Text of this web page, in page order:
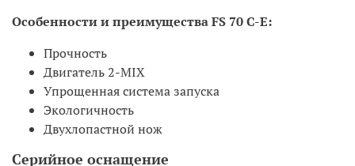
Особенности и преимущества FS 70 C-E:
Прочность
Двигатель 2-MIX
Упрощенная система запуска
Экологичность
Двухлопастной нож
Серийное оснащение